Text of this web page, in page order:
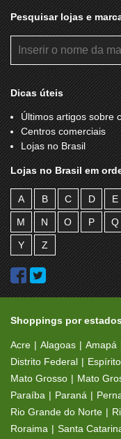
Pesquisar lojas e
Dicas úteis
Últimos artigos sobre
Centros comerciais
Lojas no Brasil
Lojas no Brasil em
A B C D E
M N O P Q
Y Z
Shoppings por
Acre Alagoas Amapá
Distrito Federal
Mato Grosso
Mato
Paraíba
Paraná
Rio Grande do Norte
Roraima
Santa